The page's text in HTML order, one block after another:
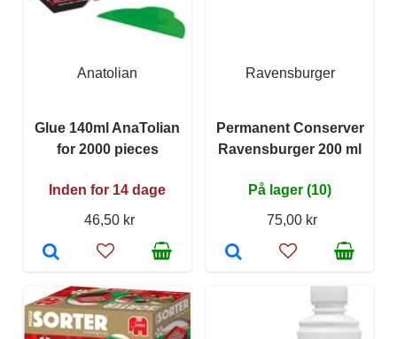
Anatolian
Glue 140ml AnaTolian
for 2000 pieces
Inden for 14 dage
46,50 kr
Ravensburger
Permanent Conserver
Ravensburger 200 ml
På lager (10)
75,00 kr